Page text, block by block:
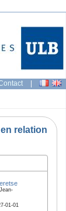
|
relation
01-01